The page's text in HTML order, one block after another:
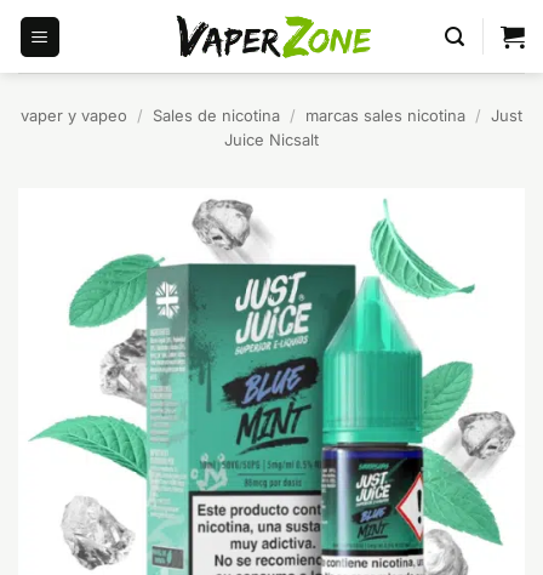
Saltar
contenido
vaper y vapeo / Sales de nicotina / marcas sales nicotina / Just
Juice Nicsalt